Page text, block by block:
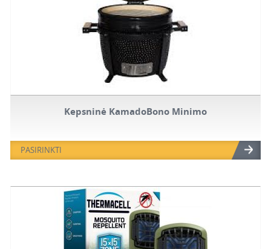
Kepsninė KamadoBono Minimo
PASIRINKTI